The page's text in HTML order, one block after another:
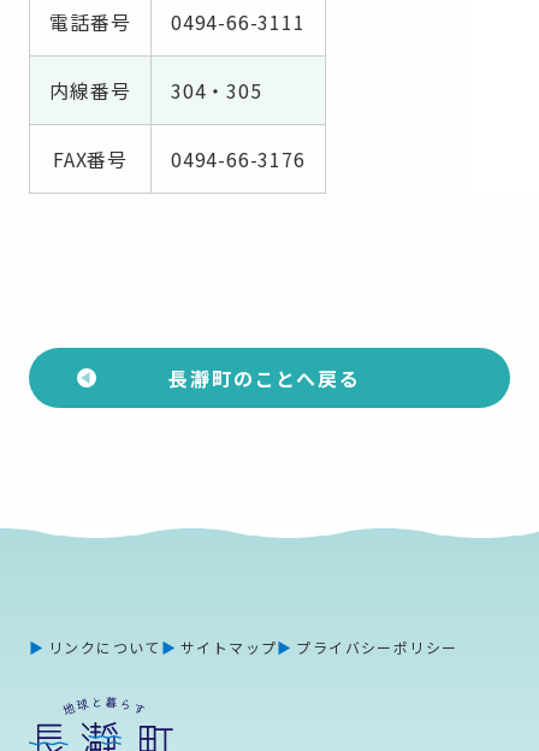
電話番号 0494-66-3111
内線番号 304・305
FAX番号 0494-66-3176
長瀞町のことへ戻る
リンクについて サイトマップ プライバシーポリシー